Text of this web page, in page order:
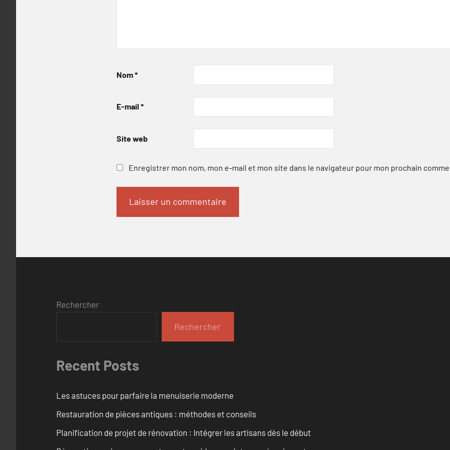
Nom*
E-mail *
Site web
Enregistrer mon nom, mon e-mail et mon site dans le navigateur pour mon prochain
Rechercher
Rechercher
Recent Posts
Les astuces pour parfaire la menuiserie moderne
Restauration de pièces antiques : méthodes et conseils
Planification de projet de rénovation : Intégrer les artisans dès le début